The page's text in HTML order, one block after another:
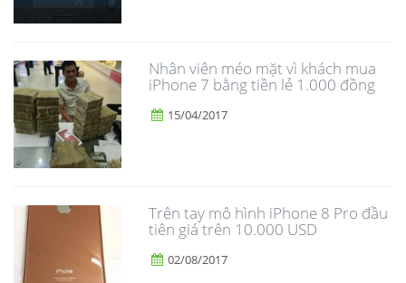
Nhân viên méo mặt vì khách mua
iPhone 7 bằng tiền lẻ 1.000 đồng
15/04/2017
Trên tay mô hình iPhone 8 Pro đầu
tiên giá trên 10.000 USD
02/08/2017